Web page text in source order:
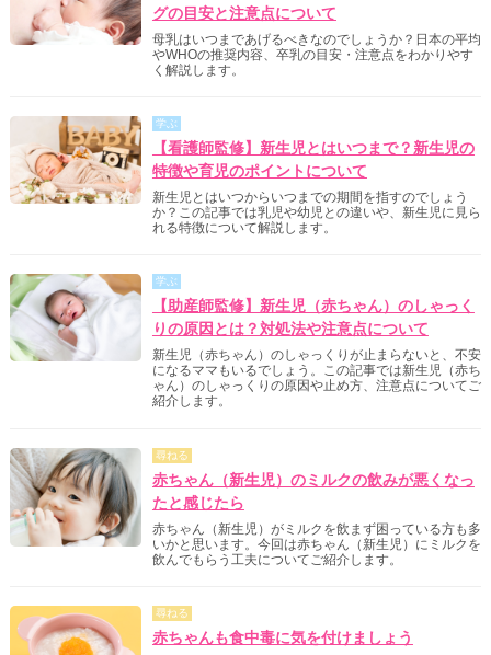
グの目安と注意点について
母乳はいつまであげるべきなのでしょうか？日本の平均
やWHOの推奨内容、卒乳の目安・注意点をわかりやす
く解説します。
学ぶ
【看護師監修】新生児とはいつまで？新生児の
特徴や育児のポイントについて
新生児とはいつからいつまでの期間を指すのでしょう
か？この記事では乳児や幼児との違いや、新生児に見ら
れる特徴について解説します。
学ぶ
【助産師監修】新生児（赤ちゃん）のしゃっく
りの原因とは？対処法や注意点について
新生児（赤ちゃん）のしゃっくりが止まらないと、不安
になるママもいるでしょう。この記事では新生児（赤ち
ゃん）のしゃっくりの原因や止め方、注意点についてご
紹介します。
尋ねる
赤ちゃん（新生児）のミルクの飲みが悪くなっ
たと感じたら
赤ちゃん（新生児）がミルクを飲まず困っている方も多
いかと思います。今回は赤ちゃん（新生児）にミルクを
飲んでもらう工夫についてご紹介します。
尋ねる
赤ちゃんも食中毒に気を付けましょう